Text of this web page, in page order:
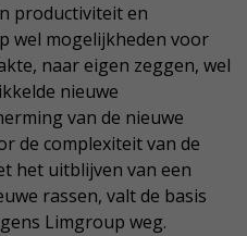
productiviteit en
wel mogelijkheden voor
naar eigen zeggen, wel
nieuwe
van de nieuwe
de complexiteit van de
het uitblijven van een
rassen, valt de basis
Limgroup weg.